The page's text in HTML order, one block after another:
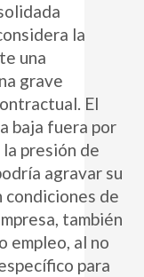
la
una
grave
El
baja fuera por
presión de
agravar su
condiciones de
también
empleo, al no
para